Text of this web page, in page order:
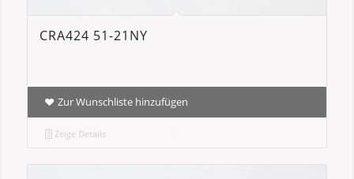
CRA424 51-21NY
Zur Wunschliste hinzufügen
Zeige Details